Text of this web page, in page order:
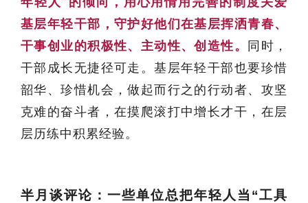
基层年轻干部，守护好他们在基层挥洒青春、
干事创业的积极性、主动性、创造性。 同时，
干部成长无捷径可走。基层年轻干部也要珍惜
韶华、珍惜机会，做起而行之的行动者、攻坚
克难的奋斗者，在摸爬滚打中增长才干，在层
层历练中积累经验。
半月谈评论：一些单位总把年轻人当“工具